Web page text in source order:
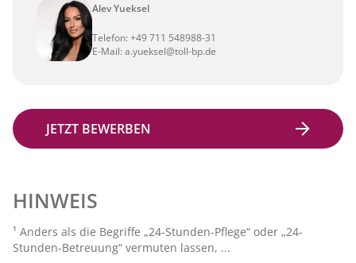
Alev Yueksel
Telefon: +49 711 548988-31
E-Mail: a.yueksel@toll-bp.de
JETZT BEWERBEN
HINWEIS
¹ Anders als die Begriffe „24-Stunden-Pflege“ oder „24-
Stunden-Betreuung“ vermuten lassen, ...